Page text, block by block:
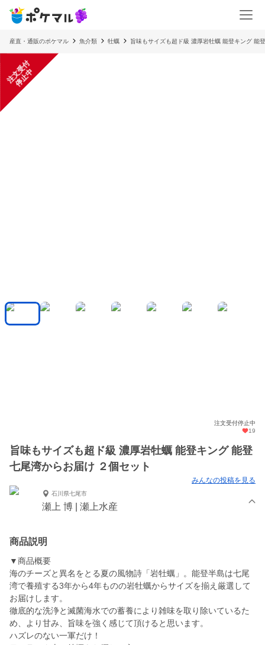
産直・通販のポケマル 魚介類 牡蠣 旨味もサイズも超ド級 濃厚岩牡蠣 能登キング 能
注
文
受
付
停
止
中
注文受付停止中
19
旨味もサイズも超ド級 濃厚岩牡蠣 能登キング 能登
七尾湾からお届け ２個セット
みんなの投稿を見る
石川県七尾市
瀬上 博 | 瀬上水産
商品説明
▼商品概要
海のチーズと異名をとる夏の風物詩「岩牡蠣」。能登半島は七尾
湾で養殖する3年から4年ものの岩牡蠣からサイズを揃え厳選して
お届けします。
徹底的な洗浄と滅菌海水での蓄養により雑味を取り除いているた
め、より甘み、旨味を強く感じて頂けると思います。
ハズレのない一軍だけ！